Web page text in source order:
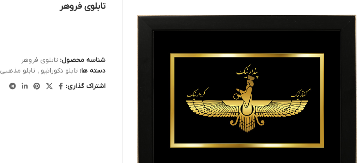
تابلوی فروهر
شناسه محصول: تابلوی فروهر
دسته ها: تابلو دکوراتیو , تابلو مذهبی
اشتراک گذاری: